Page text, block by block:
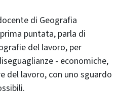
di Geografia
puntata, parla di
del lavoro, per
- economiche,
del lavoro, con uno sguardo